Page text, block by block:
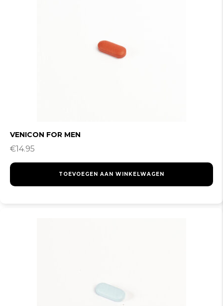
VENICON FOR MEN
€14.95
TOEVOEGEN AAN WINKELWAGEN